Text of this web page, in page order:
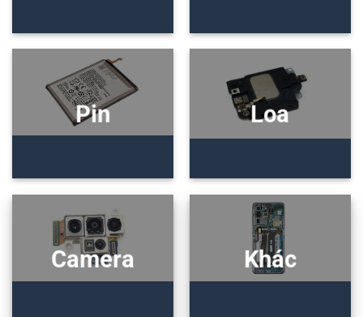
Pin Loa
Camera Khác